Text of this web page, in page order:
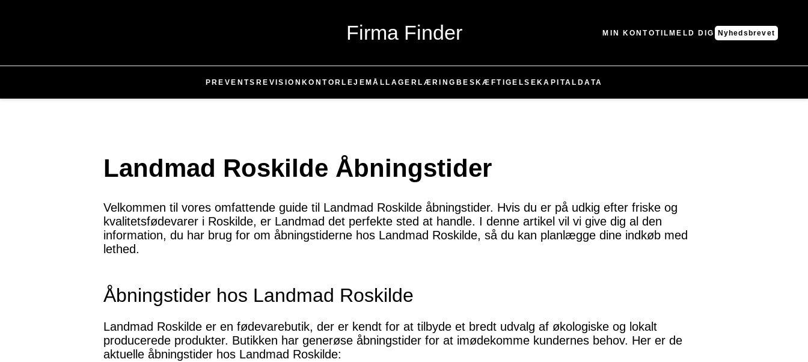
Firma Finder MIN KONTOTILMELD DIG Nyhedsbrevet
PR EVENTS REVISION KONTOR LEJEMÅL LAGER LÆRING BESKÆFTIGELSE KAPITAL DATA
Landmad Roskilde Åbningstider
Velkommen til vores omfattende guide til Landmad Roskilde åbningstider. Hvis du er på udkig efter friske og
kvalitetsfødevarer i Roskilde, er Landmad det perfekte sted at handle. I denne artikel vil vi give dig al den
information, du har brug for om åbningstiderne hos Landmad Roskilde, så du kan planlægge dine indkøb med
lethed.
Åbningstider hos Landmad Roskilde
Landmad Roskilde er en fødevarebutik, der er kendt for at tilbyde et bredt udvalg af økologiske og lokalt
producerede produkter. Butikken har generøse åbningstider for at imødekomme kundernes behov. Her er de
aktuelle åbningstider hos Landmad Roskilde: